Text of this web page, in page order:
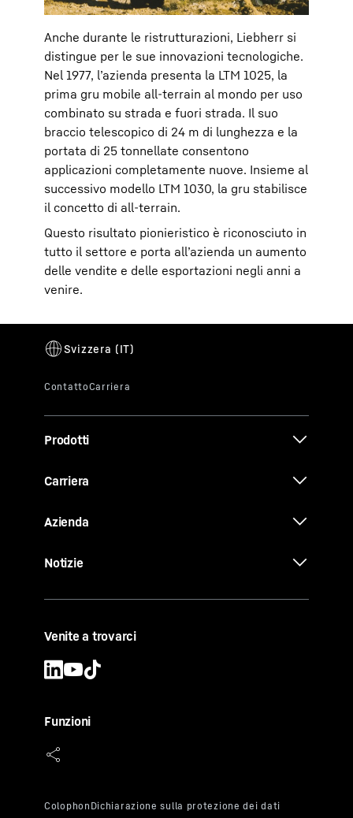
Anche durante le ristrutturazioni, Liebherr si
distingue per le sue innovazioni tecnologiche.
Nel 1977, l’azienda presenta la LTM 1025, la
prima gru mobile all-terrain al mondo per uso
combinato su strada e fuori strada. Il suo
braccio telescopico di 24 m di lunghezza e la
portata di 25 tonnellate consentono
applicazioni completamente nuove. Insieme al
successivo modello LTM 1030, la gru stabilisce
il concetto di all-terrain.
Questo risultato pionieristico è riconosciuto in
tutto il settore e porta all’azienda un aumento
delle vendite e delle esportazioni negli anni a
venire.
Prodotti
Carriera
Azienda
Notizie
Venite a trovarci
Funzioni